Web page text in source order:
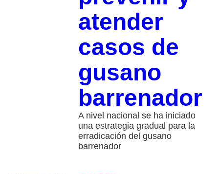
atender
casos de
gusano
barrenador
A nivel nacional se ha iniciado
una estrategia gradual para la
erradicación del gusano
barrenador